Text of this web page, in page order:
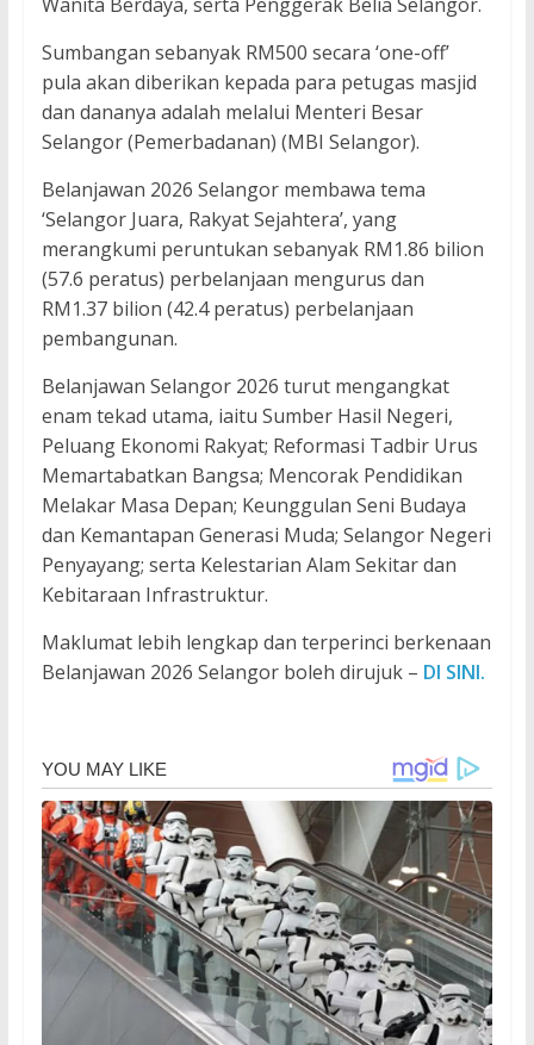
Sumbangan sebanyak RM500 secara ‘one-off’
pula akan diberikan kepada para petugas masjid
dan dananya adalah melalui Menteri Besar
Selangor (Pemerbadanan) (MBI Selangor).
Belanjawan 2026 Selangor membawa tema
‘Selangor Juara, Rakyat Sejahtera’, yang
merangkumi peruntukan sebanyak RM1.86 bilion
(57.6 peratus) perbelanjaan mengurus dan
RM1.37 bilion (42.4 peratus) perbelanjaan
pembangunan.
Belanjawan Selangor 2026 turut mengangkat
enam tekad utama, iaitu Sumber Hasil Negeri,
Peluang Ekonomi Rakyat; Reformasi Tadbir Urus
Memartabatkan Bangsa; Mencorak Pendidikan
Melakar Masa Depan; Keunggulan Seni Budaya
dan Kemantapan Generasi Muda; Selangor Negeri
Penyayang; serta Kelestarian Alam Sekitar dan
Kebitaraan Infrastruktur.
Maklumat lebih lengkap dan terperinci berkenaan
Belanjawan 2026 Selangor boleh dirujuk – DI SINI.